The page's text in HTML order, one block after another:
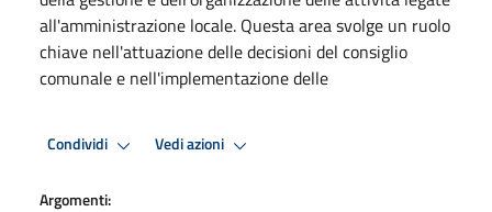
all'amministrazione locale. Questa area svolge un ruolo
chiave nell'attuazione delle decisioni del consiglio
comunale e nell'implementazione delle
Condividi Vedi azioni
Argomenti: